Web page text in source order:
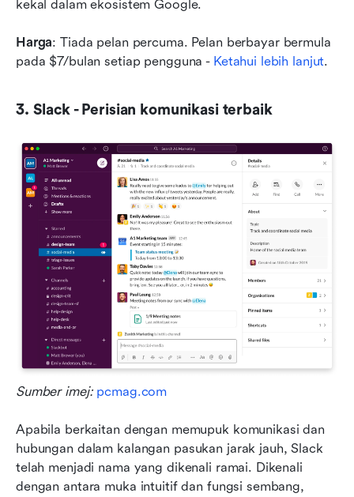
kekal dalam ekosistem Google.
Harga: Tiada pelan percuma. Pelan berbayar bermula
pada $7/bulan setiap pengguna - Ketahui lebih lanjut.
3. Slack - Perisian komunikasi terbaik
Sumber imej: pcmag.com
Apabila berkaitan dengan memupuk komunikasi dan
hubungan dalam kalangan pasukan jarak jauh, Slack
telah menjadi nama yang dikenali ramai. Dikenali
dengan antara muka intuitif dan fungsi sembang,